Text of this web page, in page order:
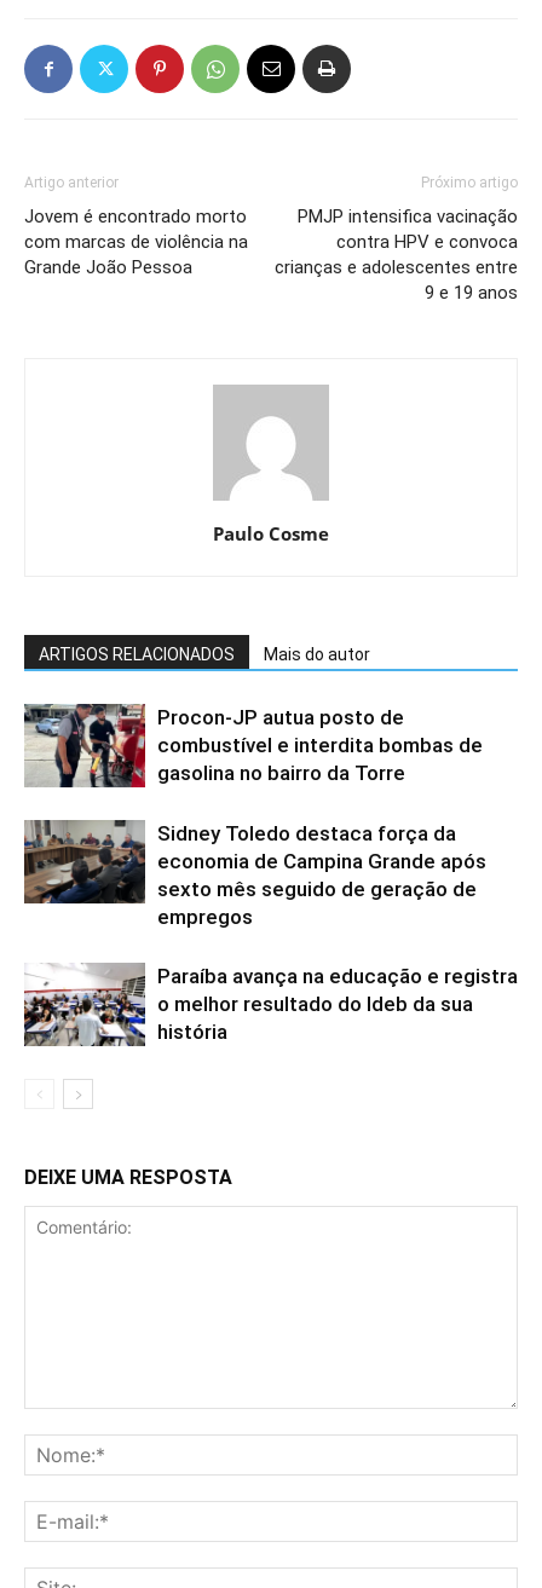
Artigo anterior
Jovem é encontrado morto
com marcas de violência na
Grande João Pessoa
Próximo artigo
PMJP intensifica vacinação
contra HPV e convoca
crianças e adolescentes entre
9 e 19 anos
Paulo Cosme
ARTIGOS RELACIONADOS Mais do autor
Procon-JP autua posto de
combustível e interdita bombas de
gasolina no bairro da Torre
Sidney Toledo destaca força da
economia de Campina Grande após
sexto mês seguido de geração de
empregos
Paraíba avança na educação e registra
o melhor resultado do Ideb da sua
história
DEIXE UMA RESPOSTA